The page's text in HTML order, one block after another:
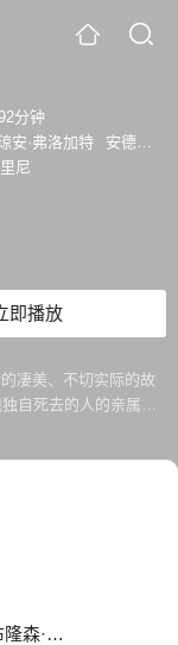
分钟
安·弗洛加特
安德鲁·巴肯
尼
即播放
凄美、不切实际的故
自死去的人的亲属的
布隆森·韦伯